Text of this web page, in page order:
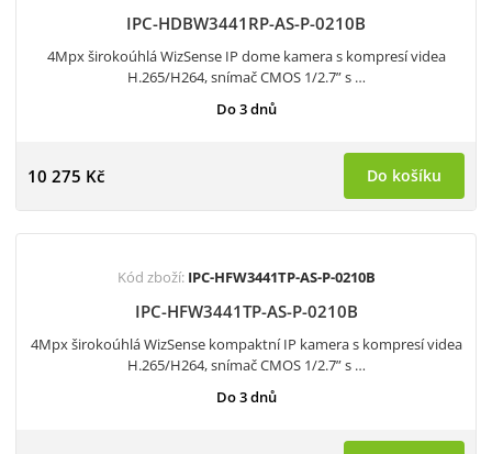
IPC-HDBW3441RP-AS-P-0210B
4Mpx širokoúhlá WizSense IP dome kamera s kompresí videa
H.265/H264, snímač CMOS 1/2.7” s …
Do 3 dnů
10 275 Kč Do košíku
Kód zboží: IPC-HFW3441TP-AS-P-0210B
IPC-HFW3441TP-AS-P-0210B
4Mpx širokoúhlá WizSense kompaktní IP kamera s kompresí videa
H.265/H264, snímač CMOS 1/2.7” s …
Do 3 dnů